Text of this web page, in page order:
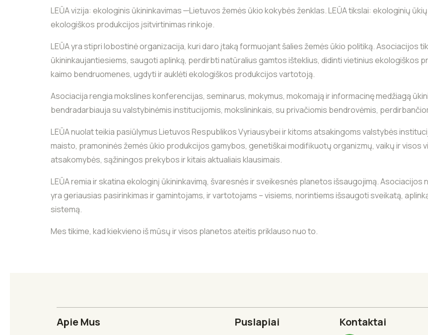
LEŪA vizija: ekologinis ūkininkavimas–Lietuvos žemės ūkio kokybės ženklas. LEŪA tikslai: ekologinių
ekologiškos produkcijos įsitvirtinimas rinkoje.
LEŪA yra stipri lobostinė organizacija, kuri daro įtaką formuojant šalies žemės ūkio politiką. Asociacijos
ūkininkaujantiesiems, saugoti aplinką, perdirbti natūralius gamtos išteklius, didinti vietinius ekologiškos
kaimo bendruomenes, ugdyti ir auklėti ekologiškos produkcijos vartotoją.
Asociacija rengia mokslines konferencijas, seminarus, mokymus, mokomają ir informacinę medžiagą
bendradarbiauja su valstybinėmis institucijomis, mokslininkais, su privačiomis bendrovėmis,
LEŪA nuolat teikia pasiūlymus Lietuvos Respublikos Vyriausybei ir kitoms atsakingoms valstybės
maisto, pramoninės žemės ūkio produkcijos gamybos, genetiškai modifikuotų organizmų, vaikų ir visos
atsakomybės, sąžiningos prekybos ir kitais aktualiais klausimais.
LEŪA remia ir skatina ekologinį ūkininkavimą, švaresnės ir sveikesnės planetos išsaugojimą. Asociacijos
yra geriausias pasirinkimas ir gamintojams, ir vartotojams – visiems, norintiems išsaugoti sveikatą,
sistemą.
Mes tikime, kad kiekvieno iš mūsų ir visos planetos ateitis priklauso nuo to.
Apie Mus Puslapiai Kontaktai